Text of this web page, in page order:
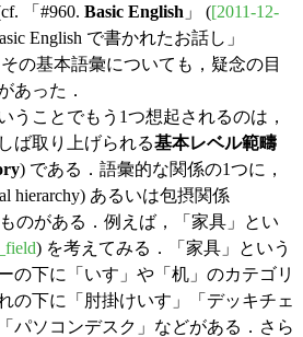
「#960. Basic English 」 ([2011-12-
English で書かれたお話し」
の基本語彙についても，疑念の目
あった．
ことでもう1つ想起されるのは，
ば取り上げられる基本レベル範疇
) である．語彙的な関係の1つに，
hierarchy) あるいは包摂関係
のがある．例えば，「家具」とい
) を考えてみる．「家具」という
の下に「いす」や「机」のカテゴリ
の下に「肘掛けいす」「デッキチェ
パソコンデスク」などがある．さら